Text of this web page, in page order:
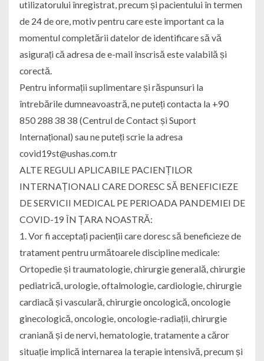
utilizatorului înregistrat, precum și pacientului în termen
de 24 de ore, motiv pentru care este important ca la
momentul completării datelor de identificare să vă
asigurați că adresa de e-mail înscrisă este valabilă și
corectă.
Pentru informații suplimentare și răspunsuri la
întrebările dumneavoastră, ne puteți contacta la +90
850 288 38 38 (Centrul de Contact și Suport
Internațional) sau ne puteți scrie la adresa
covid19st@ushas.com.tr
ALTE REGULI APLICABILE PACIENȚILOR
INTERNAȚIONALI CARE DORESC SĂ BENEFICIEZE
DE SERVICII MEDICAL PE PERIOADA PANDEMIEI DE
COVID-19 ÎN ȚARA NOASTRĂ:
1. Vor fi acceptați pacienții care doresc să beneficieze de
tratament pentru următoarele discipline medicale:
Ortopedie și traumatologie, chirurgie generală, chirurgie
pediatrică, urologie, oftalmologie, cardiologie, chirurgie
cardiacă și vasculară, chirurgie oncologică, oncologie
ginecologică, oncologie, oncologie-radiații, chirurgie
craniană și de nervi, hematologie, tratamente a căror
situație implică internarea la terapie intensivă, precum și